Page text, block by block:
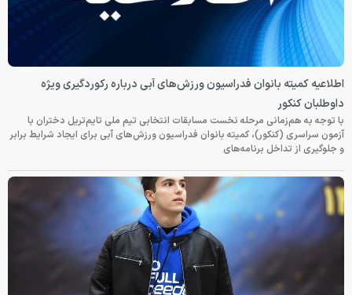
اطلاعیه کمیته بانوان فدراسیون ورزش‌های آبی درباره رکوردگیری ویژه
داوطلبان کنکور
با توجه به هم‌زمانی مرحله نخست مسابقات انتخابی تیم ملی تایم‌تریل دختران با
آزمون سراسری (کنکور)، کمیته بانوان فدراسیون ورزش‌های آبی برای ایجاد شرایط برابر
و جلوگیری از تداخل برنامه‌های